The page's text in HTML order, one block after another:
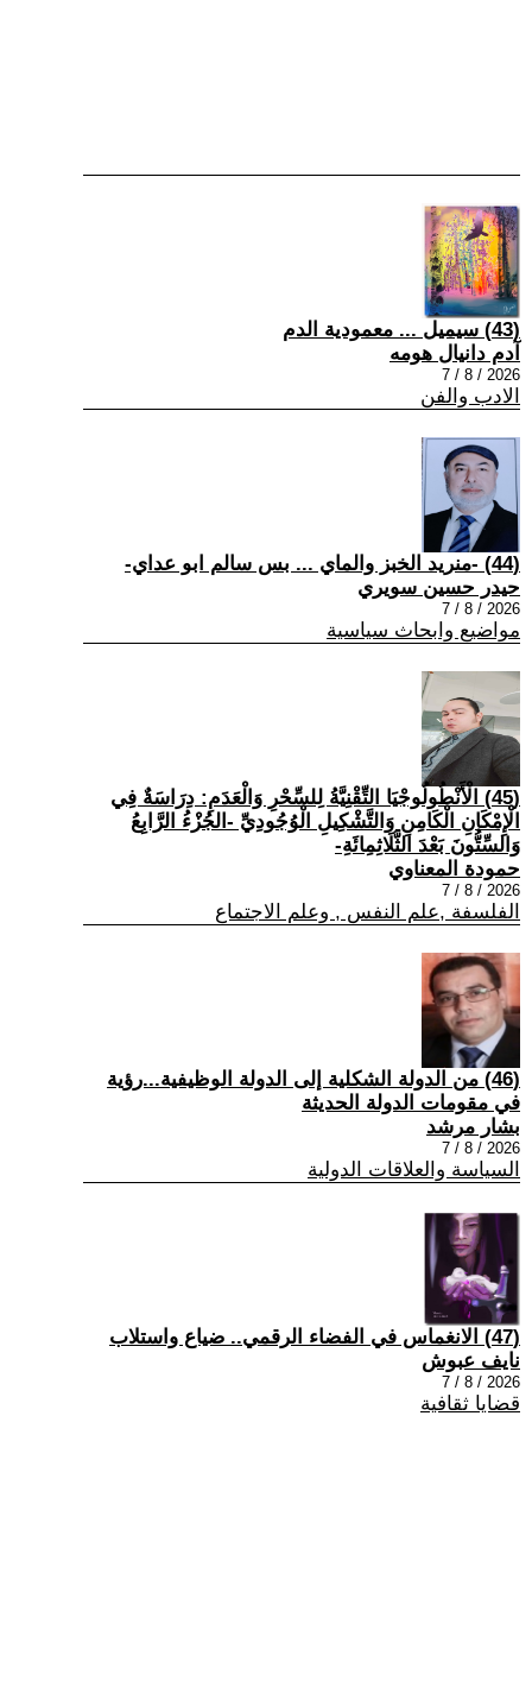
(43) سيميل ... معمودية الدم
آدم دانيال هومه
2026 / 8 / 7
الادب والفن
(44) -منريد الخبز والماي ... بس سالم ابو عداي-
حيدر حسين سويري
2026 / 8 / 7
مواضيع وابحاث سياسية
(45) الْأَنْطُولُوجْيَا التِّقْنِيَّةُ لِلسِّحْرِ وَالْعَدَمِ: دِرَاسَةٌ فِي
الْإِمْكَانِ الْكَامِنِ وَالتَّشْكِيلِ الْوُجُودِيِّ -الجُزْءُ الرَّابِعُ
وَالسِّتُّونَ بَعْدَ الثَّلَاثِمِائَةِ-
حمودة المعناوي
2026 / 8 / 7
الفلسفة ,علم النفس , وعلم الاجتماع
(46) من الدولة الشكلية إلى الدولة الوظيفية...رؤية
في مقومات الدولة الحديثة
بشار مرشد
2026 / 8 / 7
السياسة والعلاقات الدولية
(47) الانغماس في الفضاء الرقمي.. ضياع واستلاب
نايف عبوش
2026 / 8 / 7
قضايا ثقافية